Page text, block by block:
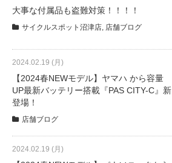
盗難保証
SpotMateログイン
オリジナル自転車
大事な付属品も盗難対策！！！！
サイクルスポット沼津店 店舗ブログ
2024.02.19 (月)
【2024春NEWモデル】ヤマハ から容量
UP最新バッテリー搭載『PAS CITY-C』新
登場！
店舗ブログ
2024.02.19 (月)